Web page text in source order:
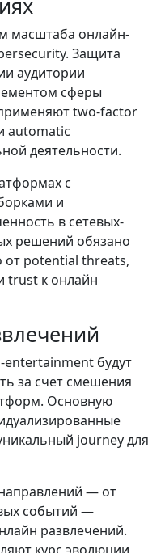
масштаба онлайн-
Защита
аудитории
сферы
two-factor
automatic
деятельности.
с
и
в сетевых-
решений обязано
от potential threats,
trust к онлайн
будут
за счет смешения
Основную
journey для
— от
событий —
развлечений.